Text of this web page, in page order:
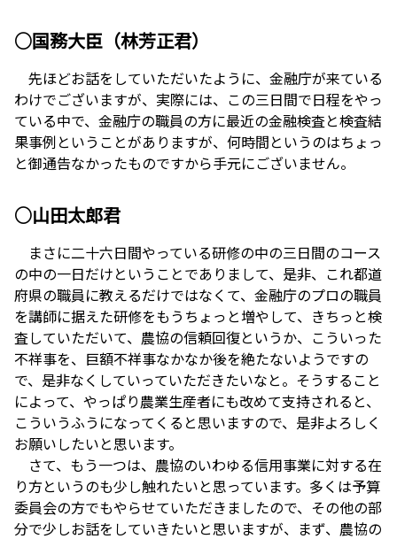
○国務大臣（林芳正君）
先ほどお話をしていただいたように、金融庁が来ている
わけでございますが、実際には、この三日間で日程をやっ
ている中で、金融庁の職員の方に最近の金融検査と検査結
果事例ということがありますが、何時間というのはちょっ
と御通告なかったものですから手元にございません。
○山田太郎君
まさに二十六日間やっている研修の中の三日間のコース
の中の一日だけということでありまして、是非、これ都道
府県の職員に教えるだけではなくて、金融庁のプロの職員
を講師に据えた研修をもうちょっと増やして、きちっと検
査していただいて、農協の信頼回復というか、こういった
不祥事を、巨額不祥事なかなか後を絶たないようですの
で、是非なくしていっていただきたいなと。そうすること
によって、やっぱり農業生産者にも改めて支持されると、
こういうふうになってくると思いますので、是非よろしく
お願いしたいと思います。
さて、もう一つは、農協のいわゆる信用事業に対する在
り方というのも少し触れたいと思っています。多くは予算
委員会の方でもやらせていただきましたので、その他の部
分で少しお話をしていきたいと思いますが、まず、農協の